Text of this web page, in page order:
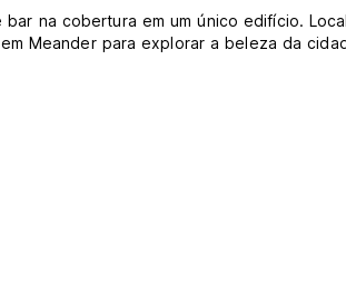
na cobertura em um único edifício.
Meander para explorar a beleza da